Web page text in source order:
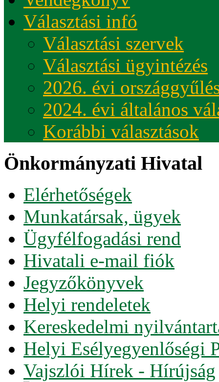
Választási infó
Választási szervek
Választási ügyintézés
2026. évi
2024. évi általános
Korábbi választások
Önkormányzati Hivatal
Elérhetőségek
Munkatársak, ügyek
Ügyfélfogadási rend
Hivatali e-mail fiók
Jegyzőkönyvek
Helyi rendeletek
Kereskedelmi
Helyi Esélyegyenlőségi
Vajszlói Hírek - Hírújság